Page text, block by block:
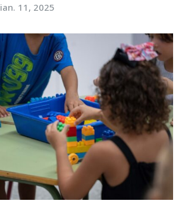
ian. 11, 2025